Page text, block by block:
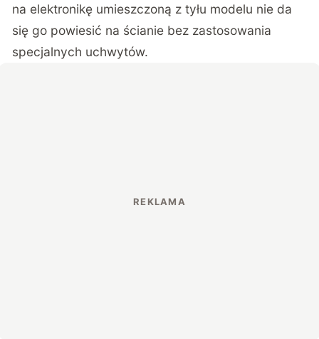
na elektronikę umieszczoną z tyłu modelu nie da
się go powiesić na ścianie bez zastosowania
specjalnych uchwytów.